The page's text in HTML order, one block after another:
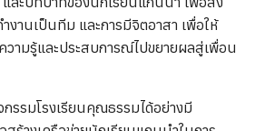
งานเป็นทีม และการมีจิตอาสา เพื่อให้
วามรู้และประสบการณ์ไปขยายผลสู่เพื่อน
รรมโรงเรียนคุณธรรมได้อย่างมี